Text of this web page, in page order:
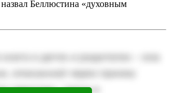
Беллюстина «духовным